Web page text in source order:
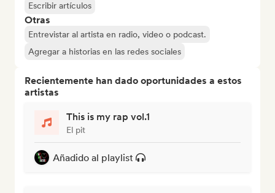
Escribir artículos
Otras
Entrevistar al artista en radio, video o podcast.
Agregar a historias en las redes sociales
Recientemente han dado oportunidades a estos
artistas
This is my rap vol.1
El pit
Añadido al playlist